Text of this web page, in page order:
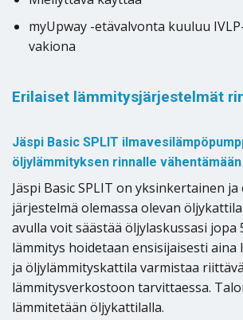
myUpway -etävalvonta kuuluu
vakiona
Erilaiset lämmitysjärjestelmät
Jäspi Basic SPLIT
öljylämmityksen rinnalle
Jäspi Basic SPLIT on yksinkertainen
järjestelmä olemassa olevan
avulla voit säästää öljylaskussasi jopa
lämmitys hoidetaan ensisijaisesti aina
ja öljylämmityskattila varmistaa
lämmitysverkostoon tarvittaessa.
lämmitetään öljykattilalla.